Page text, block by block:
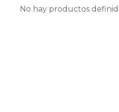
No hay productos